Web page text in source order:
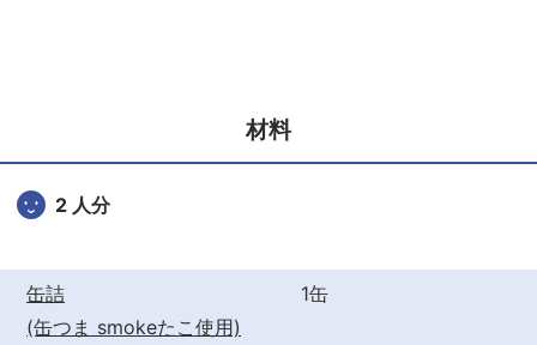
o
o
材料
2 人分
缶詰
(缶つま smokeたこ使用)
1缶